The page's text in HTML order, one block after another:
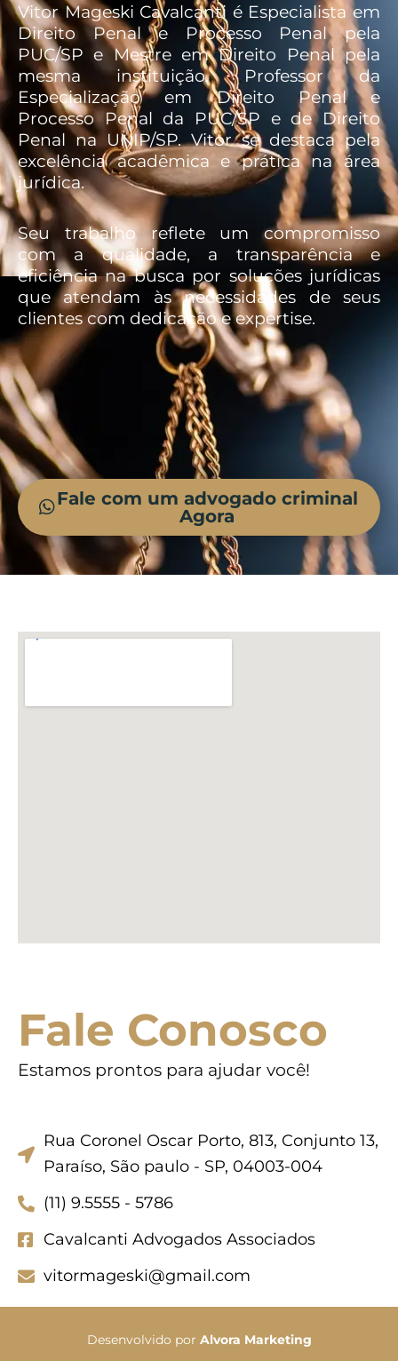
Vitor Mageski Cavalcanti é Especialista em
Direito Penal e Processo Penal pela
PUC/SP e Mestre em Direito Penal pela
mesma instituição. Professor da
Especialização em Direito Penal e
Processo Penal da PUC/SP e de Direito
Penal na UNIP/SP. Vitor se destaca pela
excelência acadêmica e prática na área
jurídica.
Seu trabalho reflete um compromisso
com a qualidade, a transparência e
eficiência na busca por soluções jurídicas
que atendam às necessidades de seus
clientes com dedicação e expertise.
Fale com um advogado criminal
Agora
Fale Conosco
Estamos prontos para ajudar você!
Rua Coronel Oscar Porto, 813, Conjunto 13,
Paraíso, São paulo - SP, 04003-004
(11) 9.5555 - 5786
Cavalcanti Advogados Associados
vitormageski@gmail.com
Desenvolvido por Alvora Marketing